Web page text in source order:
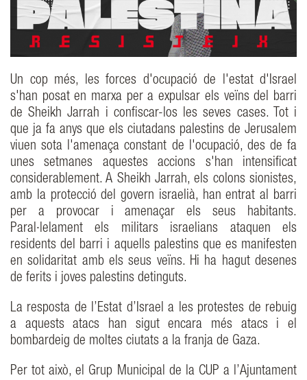
Un cop més, les forces d'ocupació de l'estat d'Israel
s'han posat en marxa per a expulsar els veïns del barri
de Sheikh Jarrah i confiscar-los les seves cases. Tot i
que ja fa anys que els ciutadans palestins de Jerusalem
viuen sota l'amenaça constant de l'ocupació, des de fa
unes setmanes aquestes accions s'han intensificat
considerablement. A Sheikh Jarrah, els colons sionistes,
amb la protecció del govern israelià, han entrat al barri
per a provocar i amenaçar els seus habitants.
Paral·lelament els militars israelians ataquen els
residents del barri i aquells palestins que es manifesten
en solidaritat amb els seus veïns. Hi ha hagut desenes
de ferits i joves palestins detinguts.
La resposta de l’Estat d’Israel a les protestes de rebuig
a aquests atacs han sigut encara més atacs i el
bombardeig de moltes ciutats a la franja de Gaza.
Per tot això, el Grup Municipal de la CUP a l’Ajuntament